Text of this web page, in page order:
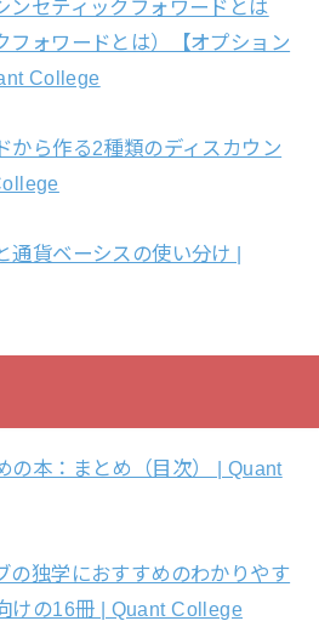
ンセティックフォワードとは
フォワードとは）【オプション
College
から作る2種類のディスカウン
通貨ベーシスの使い分け |
の本：まとめ（目次） | Quant
の独学におすすめのわかりやす
けの16冊 | Quant College